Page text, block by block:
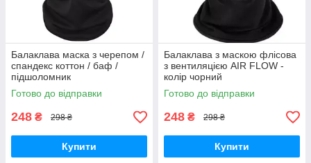
Балаклава маска з черепом /
спандекс коттон / баф /
підшоломник
Готово до відправки
248 ₴ 298 ₴
Купити
Балаклава з маскою флісова
з вентиляцією AIR FLOW -
колір чорний
Готово до відправки
248 ₴ 298 ₴
Купити